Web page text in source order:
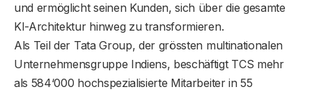
und ermöglicht seinen Kunden, sich über die gesamte
KI-Architektur hinweg zu transformieren.
Als Teil der Tata Group, der grössten multinationalen
Unternehmensgruppe Indiens, beschäftigt TCS mehr
als 584‘000 hochspezialisierte Mitarbeiter in 55